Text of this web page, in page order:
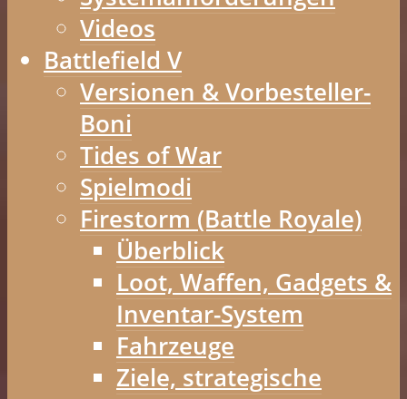
Videos
Battlefield V
Versionen & Vorbesteller-
Boni
Tides of War
Spielmodi
Firestorm (Battle Royale)
Überblick
Loot, Waffen, Gadgets &
Inventar-System
Fahrzeuge
Ziele, strategische